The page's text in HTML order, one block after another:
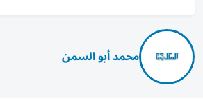
محمد أبو السمن